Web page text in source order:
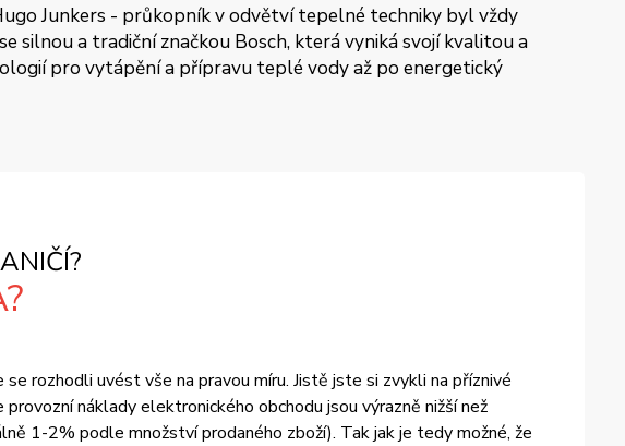
Junkers - průkopník v odvětví tepelné techniky byl vždy
silnou a tradiční značkou Bosch, která vyniká svojí kvalitou a
pro vytápění a přípravu teplé vody až po energetický
rozhodli uvést vše na pravou míru. Jistě jste si zvykli na příznivé
náklady elektronického obchodu jsou výrazně nižší než
1-2% podle množství prodaného zboží). Tak jak je tedy možné, že